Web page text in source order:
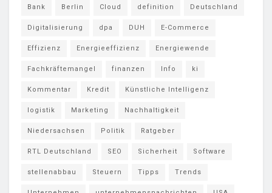
Bank Berlin Cloud definition Deutschland
Digitalisierung dpa DUH E-Commerce
Effizienz Energieeffizienz Energiewende
Fachkräftemangel finanzen Info ki
Kommentar Kredit Künstliche Intelligenz
logistik Marketing Nachhaltigkeit
Niedersachsen Politik Ratgeber
RTL Deutschland SEO Sicherheit Software
stellenabbau Steuern Tipps Trends